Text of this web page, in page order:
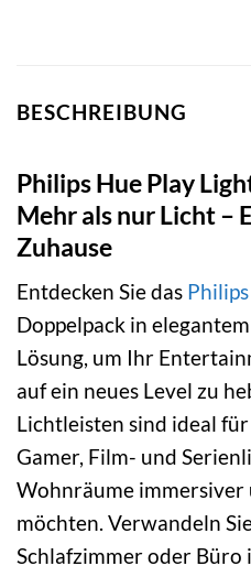
BESCHREIBUNG
Philips Hue Play
Mehr als nur Licht –
Zuhause
Entdecken Sie das
Doppelpack in
Lösung, um Ihr
auf ein neues Level zu
Lichtleisten sind ideal
Gamer, Film- und
Wohnräume
möchten. Verwandeln
Schlafzimmer oder Büro